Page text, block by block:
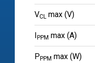
VCL max (V)
PPM max (A)
P PPM max (W)